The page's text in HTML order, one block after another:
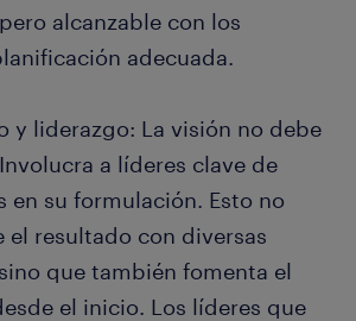
alcanzable con los
adecuada.
y liderazgo: La visión no debe
a líderes clave de
en su formulación. Esto no
el resultado con diversas
que también fomenta el
el inicio. Los líderes que